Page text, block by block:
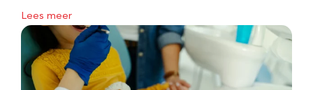
Lees meer